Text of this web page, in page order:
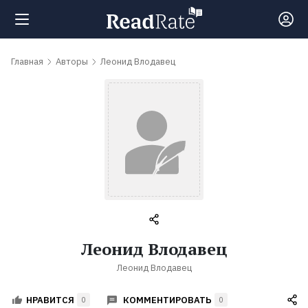
Поиск
обсуждаемые
Главная Авторы Леонид Влодавец
Леонид Влодавец
Леонид Влодавец
НРАВИТСЯ 0 КОММЕНТИРОВАТЬ 0